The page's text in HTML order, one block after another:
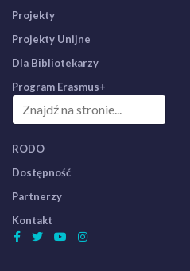
Projekty
Projekty Unijne
Dla Bibliotekarzy
Program Erasmus+
RODO
Dostępność
Partnerzy
Kontakt